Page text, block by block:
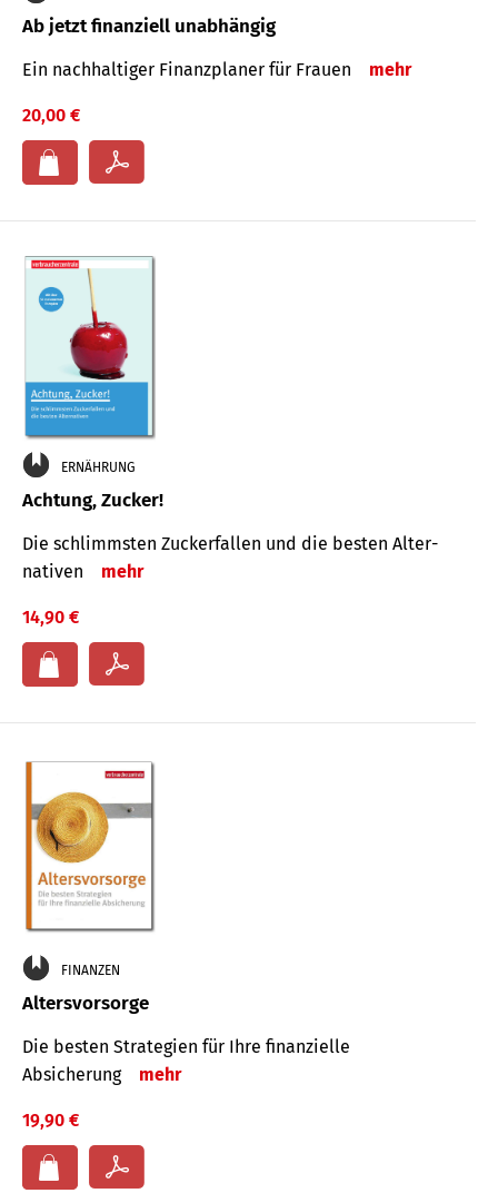
Ab jetzt finanziell unabhängig
Ein nachhaltiger Finanzplaner für Frauen mehr
20,00 €
ERNÄHRUNG
Achtung, Zucker!
Die schlimmsten Zucker­fallen und die besten Alter­
nativen
mehr
14,90 €
FINANZEN
Altersvorsorge
Die besten Strategien für Ihre finanzielle
Absicherung
mehr
19,90 €